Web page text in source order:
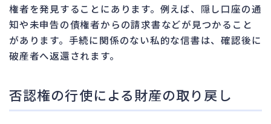
権者を発見することにあります。例えば、隠し口座の通
知や未申告の債権者からの請求書などが見つかること
があります。手続に関係のない私的な信書は、確認後に
破産者へ返還されます。
否認権の行使による財産の取り戻し